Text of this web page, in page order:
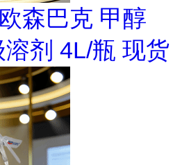
森巴克 甲醇
剂 4L/瓶 现货